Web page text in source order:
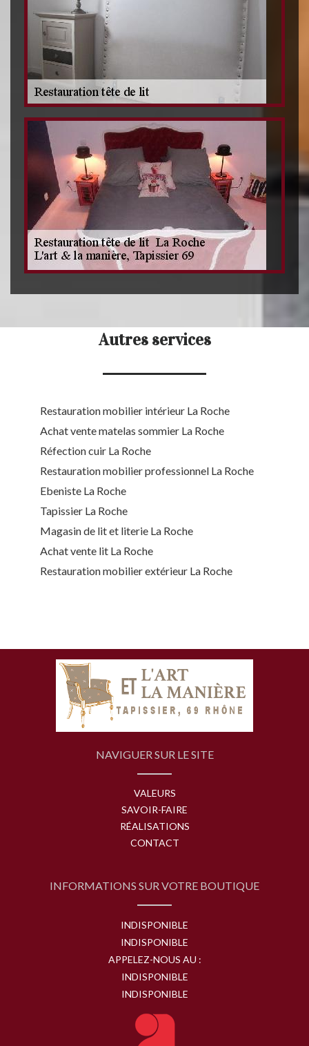
Autres services
Restauration mobilier intérieur La Roche
Achat vente matelas sommier La Roche
Réfection cuir La Roche
Restauration mobilier professionnel La Roche
Ebeniste La Roche
Tapissier La Roche
Magasin de lit et literie La Roche
Achat vente lit La Roche
Restauration mobilier extérieur La Roche
NAVIGUER SUR LE SITE
VALEURS
SAVOIR-FAIRE
RÉALISATIONS
CONTACT
INFORMATIONS SUR VOTRE BOUTIQUE
INDISPONIBLE
INDISPONIBLE
APPELEZ-NOUS AU :
INDISPONIBLE
INDISPONIBLE